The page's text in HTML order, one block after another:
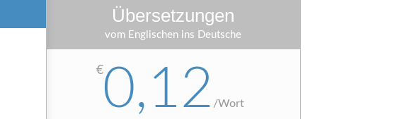
Übersetzungen
vom Englischen ins Deutsche
€0,12 /Wort